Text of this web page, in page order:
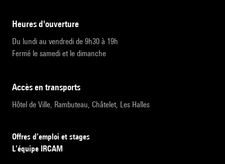
heures d'ouverture
Du lundi au vendredi de 9h30 à 19h
Fermé le samedi et le dimanche
accès en transports
Hôtel de Ville, Rambuteau, Châtelet, Les Halles
Offres d’emploi et stages
L’équipe IRCAM